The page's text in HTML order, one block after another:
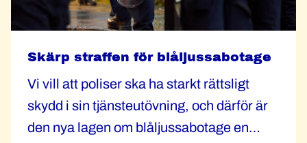
Skärp straffen för blåljussabotage
Vi vill att poliser ska ha starkt rättsligt
skydd i sin tjänsteutövning, och därför är
den nya lagen om blåljussabotage en